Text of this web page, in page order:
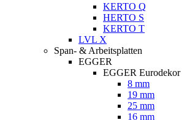
KERTO Q
HERTO S
KERTO T
LVL X
Span- & Arbeitsplatten
EGGER
EGGER Eurodekor
8 mm
19 mm
25 mm
16 mm